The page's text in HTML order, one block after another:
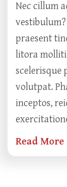
Nec cillum
praesent
litora
volutpat.
inceptos,
Read More